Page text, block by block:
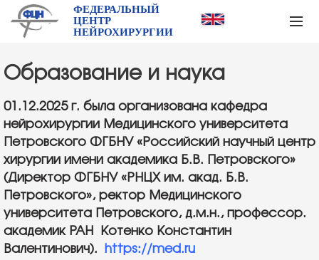
ФЕДЕРАЛЬНЫЙ
ЦЕНТР
НЕЙРОХИРУРГИИ
Образование и наука
01.12.2025 г. была организована кафедра
нейрохирургии Медицинского университета
Петровского ФГБНУ «Российский научный центр
хирургии имени академика Б.В. Петровского»
(Директор ФГБНУ «РНЦХ им. акад. Б.В.
Петровского», ректор Медицинского
университета Петровского, д.м.н., профессор.
академик РАН Котенко Константин
Валентинович).
https://med.ru